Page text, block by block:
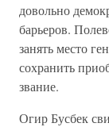
довольно
барьеров.
занять место
сохранить
звание.
Огир Бусбек